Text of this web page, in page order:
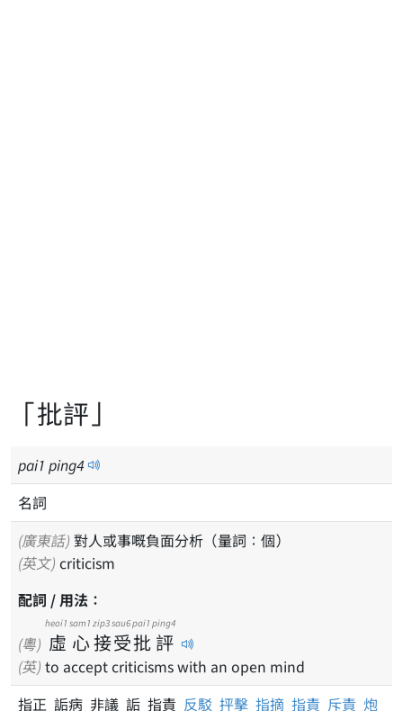
「批評」
pai1 ping4
名詞
(廣東話) 對人或事嘅負面分析（量詞：個）
(英文) criticism
配詞 / 用法：
(粵) 虛
heoi1
心
sam1
接
zip3
受
sau6
批
pai1
評
ping4
(英) to accept criticisms with an open mind
指正 詬病 非議 詬 指責 反駁 抨擊 指摘 指責 斥責 炮